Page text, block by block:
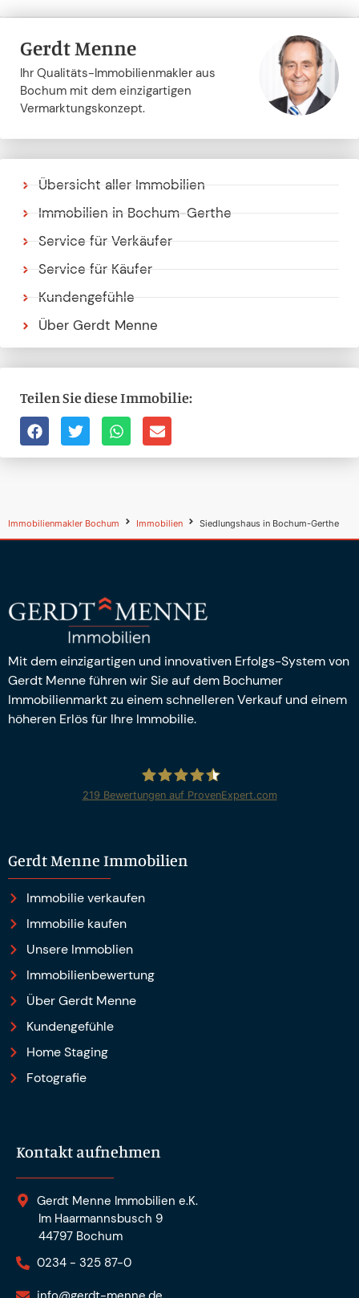
Gerdt Menne
Ihr Qualitäts-Immobilienmakler aus
Bochum mit dem einzigartigen
Vermarktungskonzept.
Übersicht aller Immobilien
Immobilien in Bochum-Gerthe
Service für Verkäufer
Service für Käufer
Kundengefühle
Über Gerdt Menne
Teilen Sie diese Immobilie:
Immobilienmakler Bochum Immobilien Siedlungshaus in Bochum-Gerthe
Mit dem einzigartigen und innovativen Erfolgs-System von
Gerdt Menne führen wir Sie auf dem Bochumer
Immobilienmarkt zu einem schnelleren Verkauf und einem
höheren Erlös für Ihre Immobilie.
219 Bewertungen auf ProvenExpert.com
Gerdt Menne Immobilien
Immobilie verkaufen
Immobilie kaufen
Unsere Immoblien
Immobilienbewertung
Über Gerdt Menne
Kundengefühle
Home Staging
Fotografie
Kontakt aufnehmen
Gerdt Menne Immobilien e.K.
Im Haarmannsbusch 9
44797 Bochum
0234 - 325 87-0